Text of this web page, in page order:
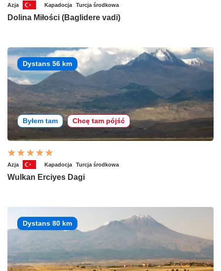
Azja Kapadocja Turcja środkowa
Dolina Miłości (Baglidere vadi)
Dystans 56 km
Byłem tam Chcę tam pójść
Azja Kapadocja Turcja środkowa
Wulkan Erciyes Dagi
Dystans 80 km